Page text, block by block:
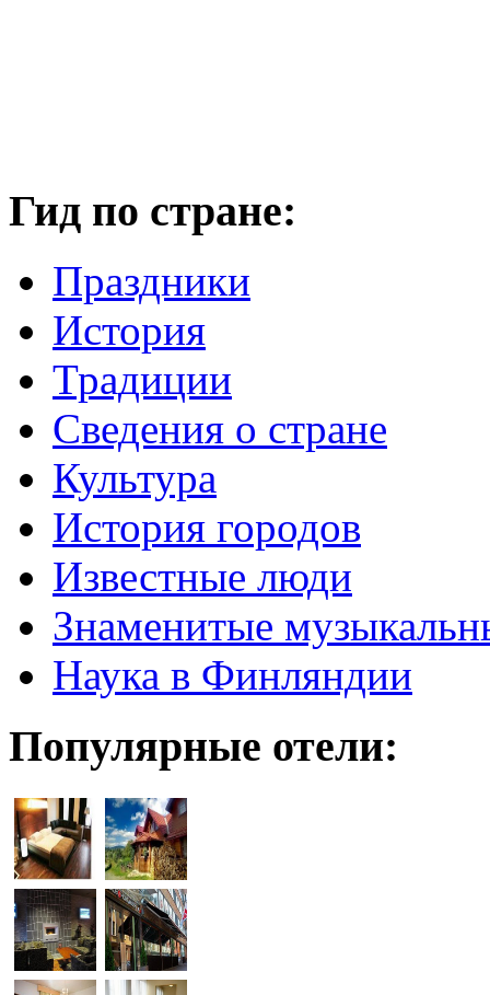
Гид по стране:
Праздники
История
Традиции
Cведения о стране
Культура
История городов
Известные люди
Знаменитые
Наука в Финляндии
Популярные отели: